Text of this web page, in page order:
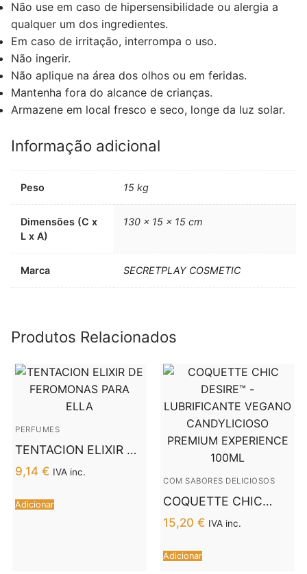
Não use em caso de hipersensibilidade ou alergia a
qualquer um dos ingredientes.
Em caso de irritação, interrompa o uso.
Não ingerir.
Não aplique na área dos olhos ou em feridas.
Mantenha fora do alcance de crianças.
Armazene em local fresco e seco, longe da luz solar.
Informação adicional
Peso 15 kg
Dimensões (C x
L x A)
130 × 15 × 15 cm
Marca SECRETPLAY COSMETIC
Produtos Relacionados
PERFUMES
TENTACION ELIXIR DE
FEROMONAS PARA
ELLA
9,14 € IVA inc.
Adicionar
COM SABORES DELICIOSOS
COQUETTE CHIC
DESIRE™ –
LUBRIFICANTE
VEGANO
CANDYLICIOSO
15,20 € IVA inc.
Adicionar